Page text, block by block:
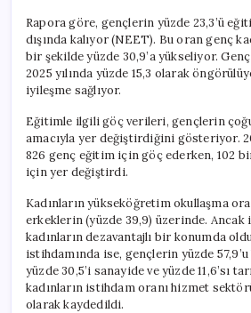
Rapora göre, gençlerin yüzde 23,3’ü
dışında kalıyor (NEET). Bu oran genç
bir şekilde yüzde 30,9’a yükseliyor.
2025 yılında yüzde 15,3 olarak
iyileşme sağlıyor.
Eğitimle ilgili göç verileri, gençlerin
amacıyla yer değiştirdiğini gösteriyor.
826 genç eğitim için göç ederken, 102
için yer değiştirdi.
Kadınların yükseköğretim okullaşma
erkeklerin (yüzde 39,9) üzerinde. Ancak
kadınların dezavantajlı bir konumda
istihdamında ise, gençlerin yüzde
yüzde 30,5’i sanayide ve yüzde 11,6’sı
kadınların istihdam oranı hizmet
olarak kaydedildi.